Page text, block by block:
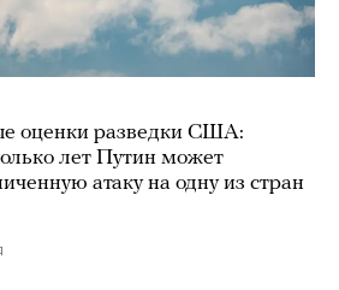
оценки разведки США:
лет Путин может
атаку на одну из стран